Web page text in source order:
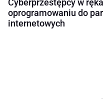
Cyberprzestępcy w
oprogramowaniu do
internetowych